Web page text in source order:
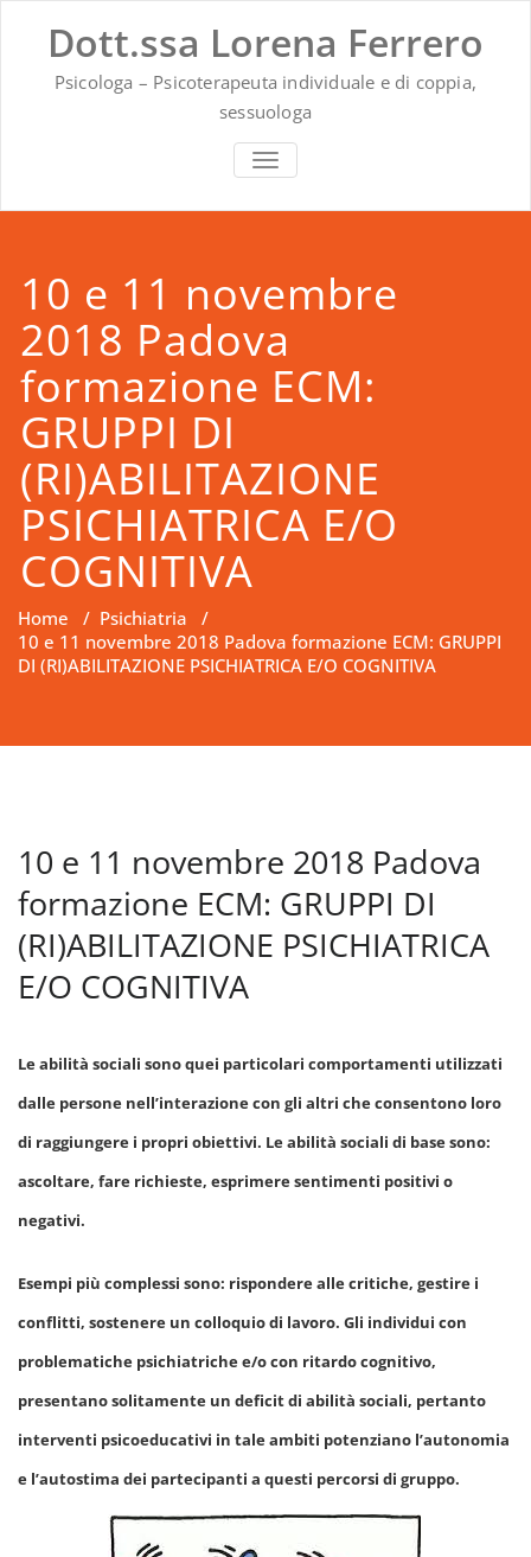
contenutoDott.ssa Lorena Ferrero
Psicologa – Psicoterapeuta individuale e di coppia,
sessuologa
MOSTRA O NASCONDI LA
10 e 11 novembre
2018 Padova
formazione ECM:
GRUPPI DI
(RI)ABILITAZIONE
PSICHIATRICA E/O
COGNITIVA
Home / Psichiatria /
10 e 11 novembre 2018 Padova formazione ECM: GRUPPI
DI (RI)ABILITAZIONE PSICHIATRICA E/O COGNITIVA
10 e 11 novembre 2018 Padova
formazione ECM: GRUPPI DI
(RI)ABILITAZIONE PSICHIATRICA
E/O COGNITIVA
Le abilità sociali sono quei particolari comportamenti utilizzati
dalle persone nell’interazione con gli altri che consentono loro
di raggiungere i propri obiettivi. Le abilità sociali di base sono:
ascoltare, fare richieste, esprimere sentimenti positivi o
negativi.
Esempi più complessi sono: rispondere alle critiche, gestire i
conflitti, sostenere un colloquio di lavoro. Gli individui con
problematiche psichiatriche e/o con ritardo cognitivo,
presentano solitamente un deficit di abilità sociali, pertanto
interventi psicoeducativi in tale ambiti potenziano l’autonomia
e l’autostima dei partecipanti a questi percorsi di gruppo.